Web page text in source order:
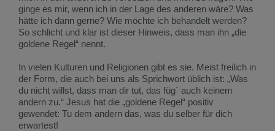
ginge es mir, wenn ich in der Lage des anderen wäre? Was
hätte ich dann gerne? Wie möchte ich behandelt werden?
So schlicht und klar ist dieser Hinweis, dass man ihn „die
goldene Regel“ nennt.
In vielen Kulturen und Religionen gibt es sie. Meist freilich in
der Form, die auch bei uns als Sprichwort üblich ist: „Was
du nicht willst, dass man dir tut, das füg` auch keinem
andern zu.“ Jesus hat die „goldene Regel“ positiv
gewendet: Tu dem andern das, was du selber für dich
erwartest!